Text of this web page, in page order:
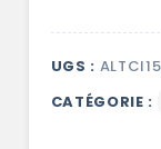
UGS :
CATÉGORIE :